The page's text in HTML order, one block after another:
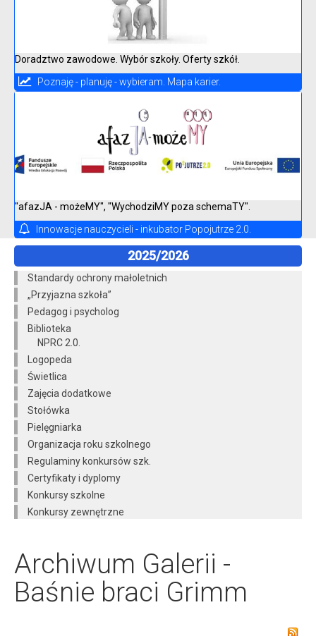
Doradztwo zawodowe. Wybór szkoły. Oferty szkół.
Poznaję - planuję - wybieram. Mapa karier.
"afazJA - możeMY", "WychodziMY poza schemaTY".
Innowacje nauczycieli - inkubator Popojutrze 2.0.
2025/2026
Standardy ochrony małoletnich
„Przyjazna szkoła”
Pedagog i psycholog
Biblioteka
NPRC 2.0.
Logopeda
Świetlica
Zajęcia dodatkowe
Stołówka
Pielęgniarka
Organizacja roku szkolnego
Regulaminy konkursów szk.
Certyfikaty i dyplomy
Konkursy szkolne
Konkursy zewnętrzne
Archiwum Galerii -
Baśnie braci Grimm